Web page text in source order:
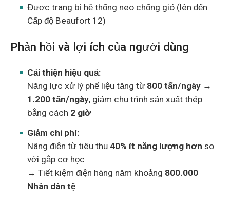
Được trang bị hệ thống neo chống gió (lên đến
Cấp độ Beaufort 12)
Phản hồi và lợi ích của người dùng
Cải thiện hiệu quả:
Năng lực xử lý phế liệu tăng từ 800 tấn/ngày →
1.200 tấn/ngày, giảm chu trình sản xuất thép
bằng cách 2 giờ
Giảm chi phí:
Nâng điện từ tiêu thụ 40% ít năng lượng hơn so
với gắp cơ học
→ Tiết kiệm điện hàng năm khoảng 800.000
Nhân dân tệ